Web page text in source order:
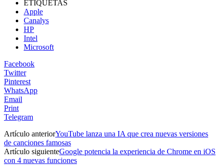
ETIQUETAS
Apple
Canalys
HP
Intel
Microsoft
Facebook
Twitter
Pinterest
WhatsApp
Email
Print
Telegram
Artículo anteriorYouTube lanza una IA que crea nuevas versiones
de canciones famosas
Artículo siguienteGoogle potencia la experiencia de Chrome en iOS
con 4 nuevas funciones